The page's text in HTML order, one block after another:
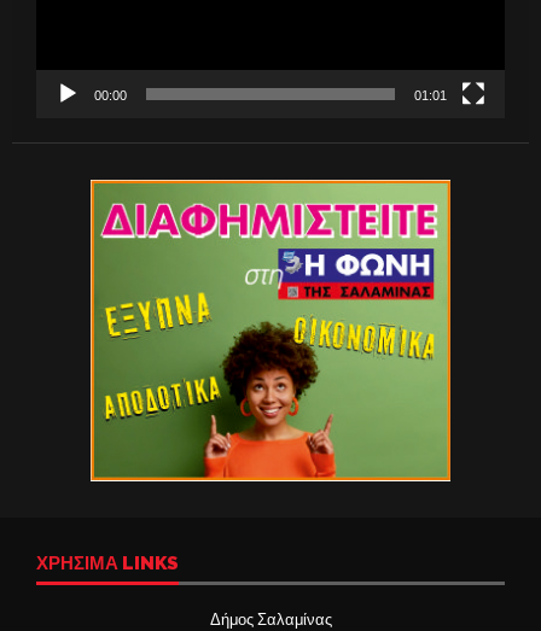
00:00 01:01
ΧΡΉΣΙΜΑ LINKS
Δήμος Σαλαμίνας